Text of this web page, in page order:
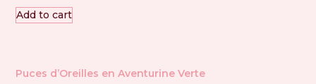
Add to cart
Puces d’Oreilles en Aventurine Verte